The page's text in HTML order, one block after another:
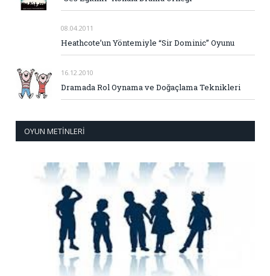
08.04.2011
Heathcote’un Yöntemiyle “Sir Dominic” Oyunu
16.12.2010
Dramada Rol Oynama ve Doğaçlama Teknikleri
OYUN METINLERI